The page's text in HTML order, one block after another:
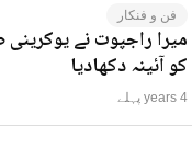
فن و فنکار
میرا راجپوت نے
کو آئینہ دکھادیا
4 years پہلے